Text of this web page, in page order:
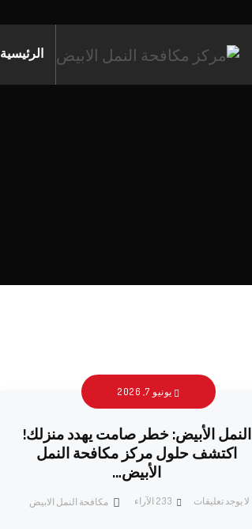
الرئيسية
يونيو 7, 2026
النمل الأبيض: خطر صامت يهدد منزلك!
اكتشف حلول مركز مكافحة النمل
الأبيض…
مكافحة النمل الابيض لا يوجد تعليقات الآراء